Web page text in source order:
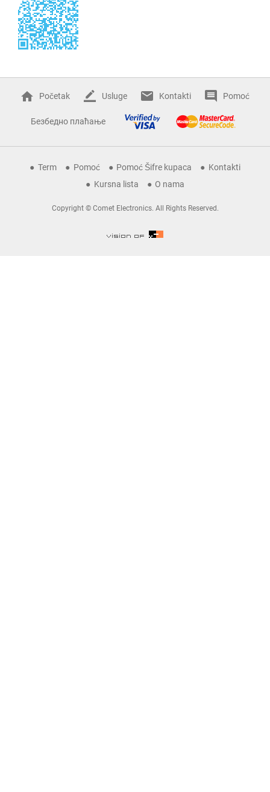
Početak Usluge Kontakti Pomoć
Безбедно плаћање
Term Pomoć Pomoć Šifre kupaca
Kontakti
Kursna lista
O nama
Copyright © Comet Electronics. All Rights Reserved.